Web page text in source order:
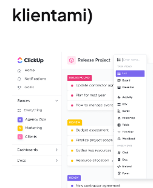
klientami)